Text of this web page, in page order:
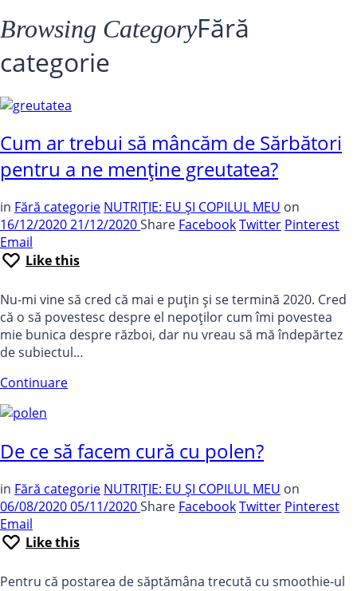
Radu
Browsing CategoryFără
categorie
Cum ar trebui să mâncăm de Sărbători
pentru a ne menține greutatea?
in Fără categorie NUTRIȚIE: EU ȘI COPILUL MEU on
16/12/202021/12/2020Share FacebookTwitter Pinterest
Email
Like this
Nu-mi vine să cred că mai e puțin și se termină 2020. Cred
că o să povestesc despre el nepoților cum îmi povestea
mie bunica despre război, dar nu vreau să mă îndepărtez
de subiectul…
Continuare
De ce să facem cură cu polen?
in Fără categorie NUTRIȚIE: EU ȘI COPILUL MEU on
06/08/202005/11/2020Share FacebookTwitter Pinterest
Email
Like this
Pentru că postarea de săptămâna trecută cu smoothie-ul